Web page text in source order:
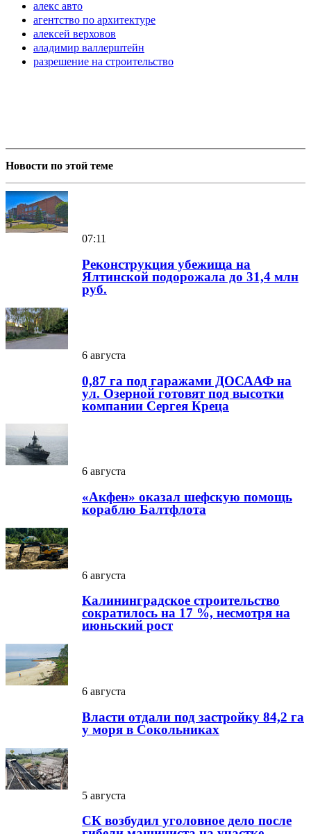
алекс авто
агентство по архитектуре
алексей верховов
аладимир валлерштейн
разрешение на строительство
Новости по этой теме
07:11
Реконструкция убежища на
Ялтинской подорожала до 31,4 млн
руб.
6 августа
0,87 га под гаражами ДОСААФ на
ул. Озерной готовят под высотки
компании Сергея Креца
6 августа
«Акфен» оказал шефскую помощь
кораблю Балтфлота
6 августа
Калининградское строительство
сократилось на 17 %, несмотря на
июньский рост
6 августа
Власти отдали под застройку 84,2 га
у моря в Сокольниках
5 августа
СК возбудил уголовное дело после